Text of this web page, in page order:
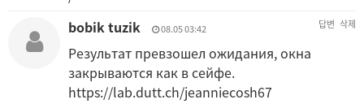
bobik tuzik
08.05 03:42 답변 삭제
Результат превзошел ожидания, окна
закрываются как в сейфе.
https://lab.dutt.ch/jeanniecosh67